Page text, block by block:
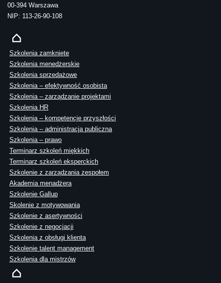
00-394 Warszawa
NIP: 113-26-90-108
Szkolenia zamknięte
Szkolenia menedżerskie
Szkolenia sprzedażowe
Szkolenia – efektywność osobista
Szkolenia – zarządzanie projektami
Szkolenia HR
Szkolenia – kompetencje przyszłości
Szkolenia – administracja publiczna
Szkolenia – prawo
Terminarz szkoleń miękkich
Terminarz szkoleń eksperckich
Szkolenie z zarządzania zespołem
Akademia menadżera
Szkolenie Gallup
Skolenie z motywowania
Szkolenie z asertywności
Szkolenie z negocjacji
Szkolenia z obsługi klienta
Szkolenie talent management
Szkolenia dla mistrzów